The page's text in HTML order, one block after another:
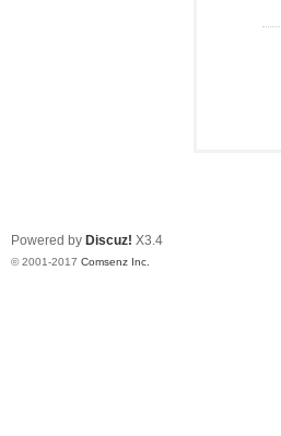
Powered by Discuz! X3.4
© 2001-2017 Comsenz Inc.